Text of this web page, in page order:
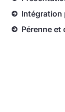
Intégration
Pérenne et